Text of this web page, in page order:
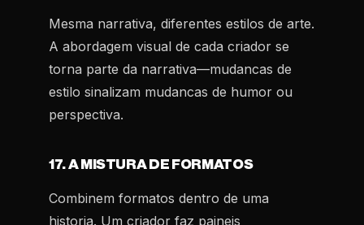
Mesma narrativa, diferentes estilos de arte.
A abordagem visual de cada criador se
torna parte da narrativa—mudancas de
estilo sinalizam mudancas de humor ou
perspectiva.
17. A MISTURA DE FORMATOS
Combinem formatos dentro de uma
historia. Um criador faz paineis